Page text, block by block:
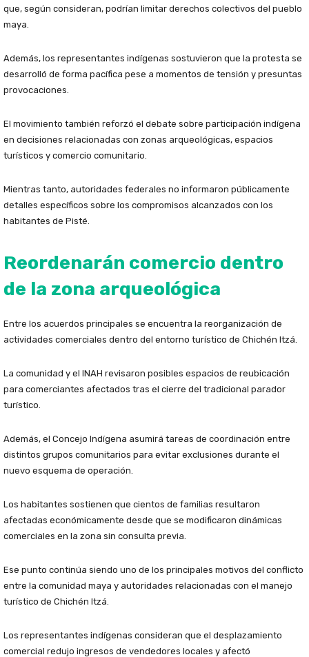
que, según consideran, podrían limitar derechos colectivos del pueblo
maya.
Además, los representantes indígenas sostuvieron que la protesta se
desarrolló de forma pacífica pese a momentos de tensión y presuntas
provocaciones.
El movimiento también reforzó el debate sobre participación indígena
en decisiones relacionadas con zonas arqueológicas, espacios
turísticos y comercio comunitario.
Mientras tanto, autoridades federales no informaron públicamente
detalles específicos sobre los compromisos alcanzados con los
habitantes de Pisté.
Reordenarán comercio dentro
de la zona arqueológica
Entre los acuerdos principales se encuentra la reorganización de
actividades comerciales dentro del entorno turístico de Chichén Itzá.
La comunidad y el INAH revisaron posibles espacios de reubicación
para comerciantes afectados tras el cierre del tradicional parador
turístico.
Además, el Concejo Indígena asumirá tareas de coordinación entre
distintos grupos comunitarios para evitar exclusiones durante el
nuevo esquema de operación.
Los habitantes sostienen que cientos de familias resultaron
afectadas económicamente desde que se modificaron dinámicas
comerciales en la zona sin consulta previa.
Ese punto continúa siendo uno de los principales motivos del conflicto
entre la comunidad maya y autoridades relacionadas con el manejo
turístico de Chichén Itzá.
Los representantes indígenas consideran que el desplazamiento
comercial redujo ingresos de vendedores locales y afectó